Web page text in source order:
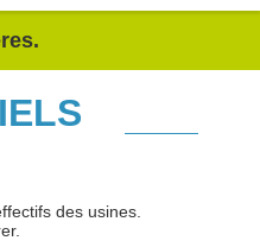
des usines.